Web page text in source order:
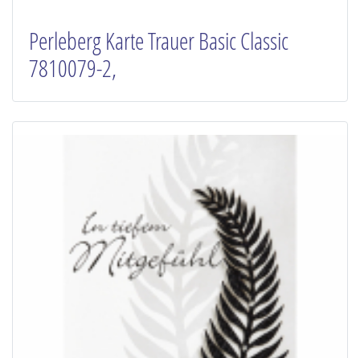
Perleberg Karte Trauer Basic Classic
7810079-2,